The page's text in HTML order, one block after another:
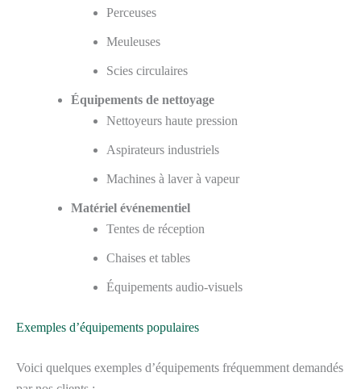
Perceuses
Meuleuses
Scies circulaires
Équipements de nettoyage
Nettoyeurs haute pression
Aspirateurs industriels
Machines à laver à vapeur
Matériel événementiel
Tentes de réception
Chaises et tables
Équipements audio-visuels
Exemples d’équipements populaires
Voici quelques exemples d’équipements fréquemment demandés